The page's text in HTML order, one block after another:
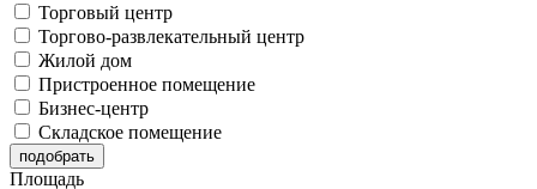
Торговый центр
Торгово-развлекательный центр
Жилой дом
Пристроенное помещение
Бизнес-центр
Складское помещение
Площадь